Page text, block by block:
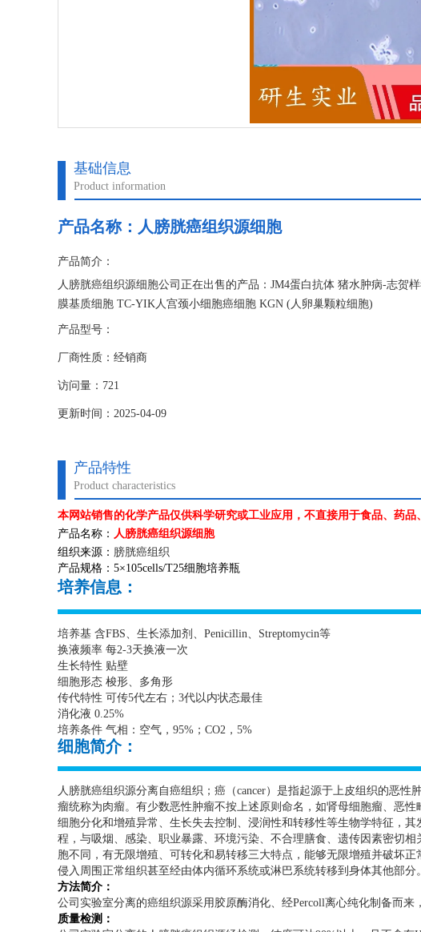
基础信息
Product information
产品名称： 人膀胱癌组织源细胞
产品简介：
人膀胱癌组织源细胞公司正在出售的产品：JM4蛋白抗体 猪水肿病-志贺
膜基质细胞 TC-YIK人宫颈小细胞癌细胞 KGN (人卵巢颗粒细胞)
产品型号：
厂商性质：经销商
访问量：721
更新时间：2025-04-09
产品特性
Product characteristics
本网站销售的化学产品仅供科学研究或工业应用，不直接用于食品、药品
产品名称： 人膀胱癌组织源细胞
组织来源： 膀胱癌组织
产品规格： 5×105cells/T25细胞培养瓶
培养信息：
培养基 含FBS、生长添加剂、 Penicillin、 Streptomycin等
换液频率 每2-3天换液一次
生长特性 贴壁
细胞形态 梭形、多角形
传代特性 可传5代左右； 3代以内状态最佳
消化液 0.25%
培养条件 气相：空气， 95% ； CO2 ， 5%
细胞简介：
人膀胱癌组织源分离自癌组织；癌（cancer）是指起源于上皮组织的恶性
瘤统称为肉瘤。有少数恶性肿瘤不按上述原则命名，如肾母细胞瘤、恶
细胞分化和增殖异常、生长失去控制、浸润性和转移性等生物学特征，
程，与吸烟、感染、职业暴露、环境污染、不合理膳食、遗传因素密切
胞不同，有无限增殖、可转化和易转移三大特点，能够无限增殖并破坏
侵入周围正常组织甚至经由体内循环系统或淋巴系统转移到身体其他部分
方法简介：
公司实验室分离的癌组织源采用胶原酶消化、经Percoll离心纯化制备而来
质量检测：